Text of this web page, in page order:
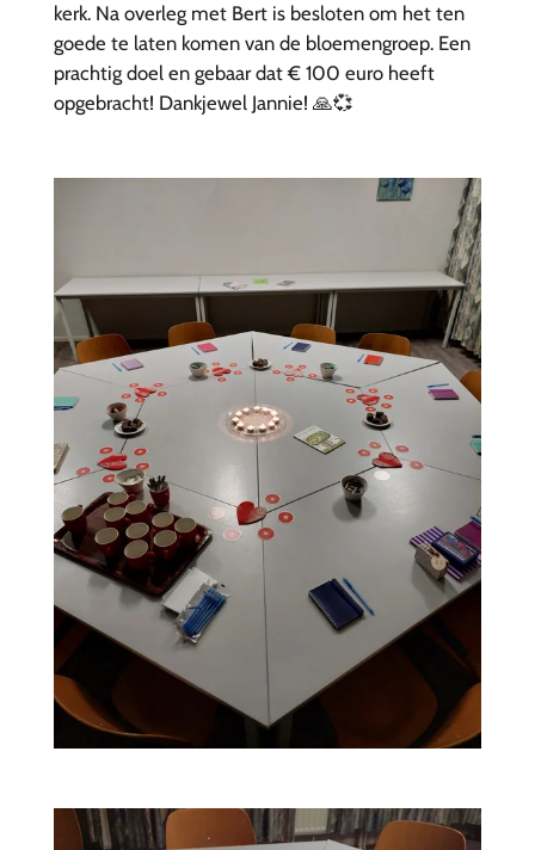
kerk. Na overleg met Bert is besloten om het ten
goede te laten komen van de bloemengroep. Een
prachtig doel en gebaar dat € 100 euro heeft
opgebracht! Dankjewel Jannie! 🙏💞